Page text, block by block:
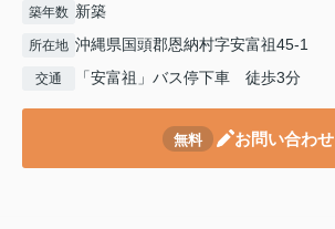
築年数 新築
所在地 沖縄県国頭郡恩納村字安富祖45-1
交通 「安富祖」バス停下車 徒歩3分
無料 お問い合わせ